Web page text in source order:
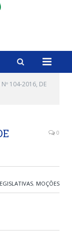
104-2016, DE
0
, MOÇÕES